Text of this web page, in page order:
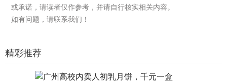
或承诺，请读者仅作参考，并请自行核实相关内容。
如有问题，请联系我们！
精彩推荐